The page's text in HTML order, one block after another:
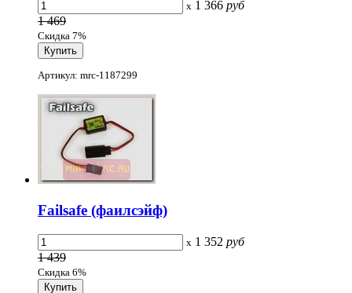
x 1 366 руб
1 469
Скидка 7%
Артикул: mrc-1187299
Failsafe (фаилсэйф)
x 1 352 руб
1 439
Скидка 6%